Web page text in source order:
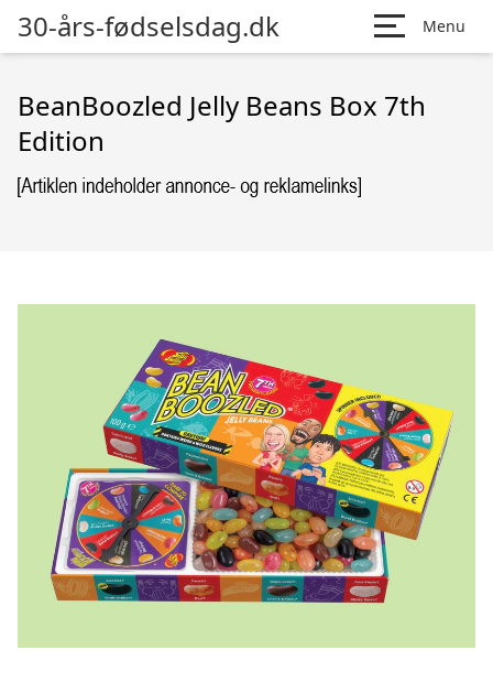
30-års-fødselsdag.dk Menu
BeanBoozled Jelly Beans Box 7th
Edition